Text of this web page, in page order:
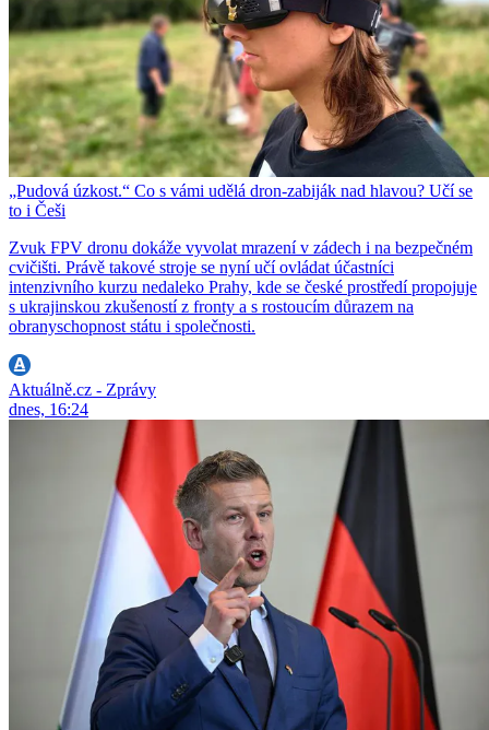
„Pudová úzkost.“ Co s vámi udělá dron-zabiják nad hlavou? Učí se
to i Češi
Zvuk FPV dronu dokáže vyvolat mrazení v zádech i na bezpečném
cvičišti. Právě takové stroje se nyní učí ovládat účastníci
intenzivního kurzu nedaleko Prahy, kde se české prostředí propojuje
s ukrajinskou zkušeností z fronty a s rostoucím důrazem na
obranyschopnost státu i společnosti.
Aktuálně.cz - Zprávy
dnes, 16:24